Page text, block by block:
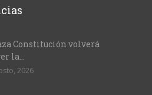
Constitución volverá
la...
2026